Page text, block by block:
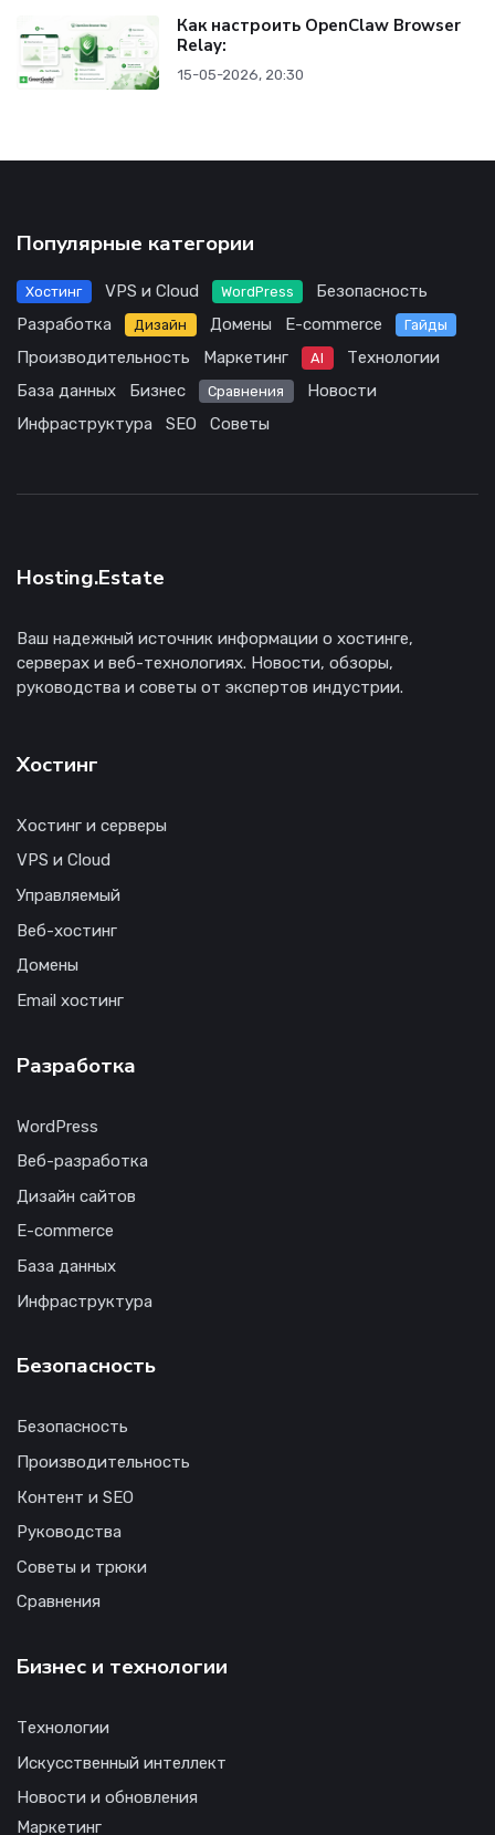
Как настроить OpenClaw Browser
Relay:
15-05-2026, 20:30
Популярные категории
Хостинг VPS и Cloud WordPress
Безопасность
Разработка
Дизайн Домены E-commerce Гайды
Производительность Маркетинг AI
Технологии
База данных
Бизнес Сравнения
Новости
Инфраструктура
SEO Советы
Hosting.Estate
Ваш надежный источник информации о хостинге,
серверах и веб-технологиях. Новости, обзоры,
руководства и советы от экспертов индустрии.
Хостинг
Хостинг и серверы
VPS и Cloud
Управляемый
Веб-хостинг
Домены
Email хостинг
Разработка
WordPress
Веб-разработка
Дизайн сайтов
E-commerce
База данных
Инфраструктура
Безопасность
Безопасность
Производительность
Контент и SEO
Руководства
Советы и трюки
Сравнения
Бизнес и технологии
Технологии
Искусственный интеллект
Новости и обновления
Маркетинг